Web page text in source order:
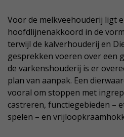
Voor de melkveehouderij ligt
hoofdlijnenakkoord in de
terwijl de kalverhouderij en
gesprekken voeren over een
de varkenshouderij is er
plan van aanpak. Een
vooral om stoppen met
castreren, functiegebieden –
spelen – en